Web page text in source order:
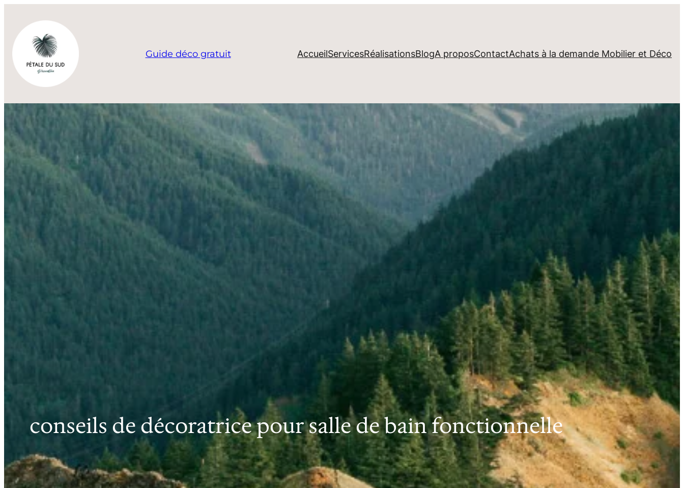
contenu
Guide déco gratuit
AccueilServicesRéalisationsBlogA proposContactAchats à la demande Mobilier et Déco
conseils de décoratrice pour salle de bain fonctionnelle